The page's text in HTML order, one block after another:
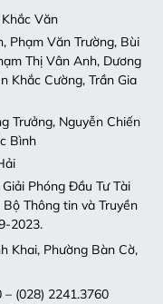
Văn
Phạm Văn Trường, Bùi
Thị Vân Anh, Dương
Khắc Cường, Trần Gia
Trưởng, Nguyễn Chiến
Bình
Phóng Đầu Tư Tài
Thông tin và Truyền
2023.
Khai, Phường Bàn Cờ,
(028) 2241.3760